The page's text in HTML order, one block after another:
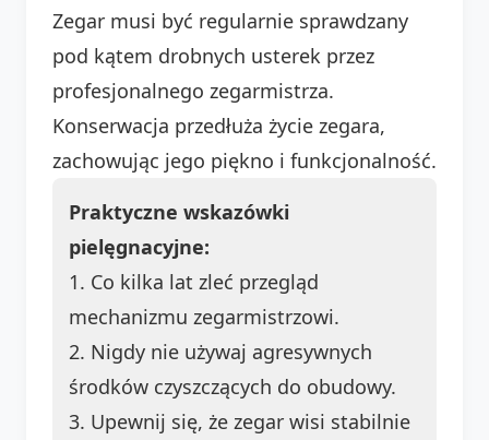
Zegar musi być regularnie sprawdzany
pod kątem drobnych usterek przez
profesjonalnego zegarmistrza.
Konserwacja przedłuża życie zegara,
zachowując jego piękno i funkcjonalność.
Praktyczne wskazówki
pielęgnacyjne:
1. Co kilka lat zleć przegląd
mechanizmu zegarmistrzowi.
2. Nigdy nie używaj agresywnych
środków czyszczących do obudowy.
3. Upewnij się, że zegar wisi stabilnie